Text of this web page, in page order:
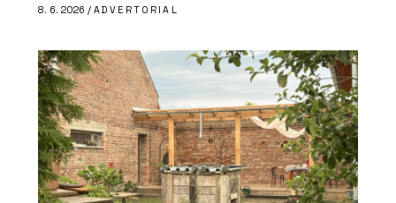
8. 6. 2026 / ADVERTORIAL